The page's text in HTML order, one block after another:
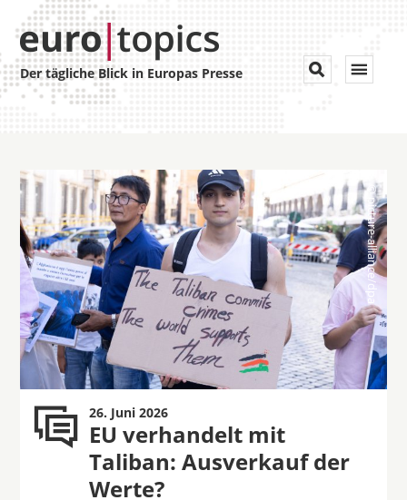
Der tägliche Blick in Europas Presse Toggle


26. Juni 2026
EU verhandelt mit
Taliban: Ausverkauf der
Werte?